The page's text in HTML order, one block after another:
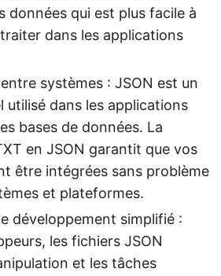
données qui est plus facile à
dans les applications
systèmes : JSON est un
utilisé dans les applications
bases de données. La
en JSON garantit que vos
être intégrées sans problème
et plateformes.
développement simplifié :
les fichiers JSON
et les tâches